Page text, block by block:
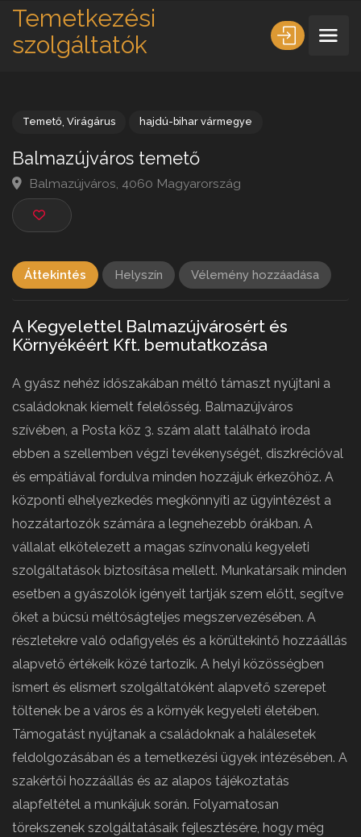
Temetkezési
szolgáltatók
Balmazújváros temető
Balmazújváros, 4060 Magyarország
Áttekintés Helyszín Vélemény hozzáadása
A Kegyelettel Balmazújvárosért és
Környékéért Kft. bemutatkozása
A gyász nehéz időszakában méltó támaszt nyújtani a
családoknak kiemelt felelősség. Balmazújváros
szívében, a Posta köz 3. szám alatt található iroda
ebben a szellemben végzi tevékenységét, diszkrécióval
és empátiával fordulva minden hozzájuk érkezőhöz. A
központi elhelyezkedés megkönnyíti az ügyintézést a
hozzátartozók számára a legnehezebb órákban. A
vállalat elkötelezett a magas színvonalú kegyeleti
szolgáltatások biztosítása mellett. Munkatársaik minden
esetben a gyászolók igényeit tartják szem előtt, segítve
őket a búcsú méltóságteljes megszervezésében. A
részletekre való odafigyelés és a körültekintő hozzáállás
alapvető értékeik közé tartozik. A helyi közösségben
ismert és elismert szolgáltatóként alapvető szerepet
töltenek be a város és a környék kegyeleti életében.
Támogatást nyújtanak a családoknak a halálesetek
feldolgozásában és a temetkezési ügyek intézésében. A
szakértői hozzáállás és az alapos tájékoztatás
alapfeltétel a munkájuk során. Folyamatosan
törekszenek szolgáltatásaik fejlesztésére, hogy még